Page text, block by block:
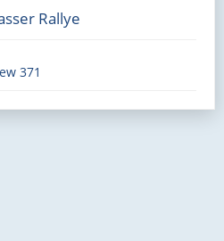
Rallye
371